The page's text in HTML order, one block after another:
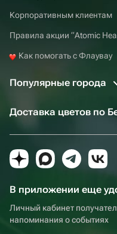
Корпоративным клиентам
Правила акции “Atomic
Как помогать с Флаувау
Популярные города
Доставка цветов по
В приложении еще
Личный кабинет
напоминания о событиях